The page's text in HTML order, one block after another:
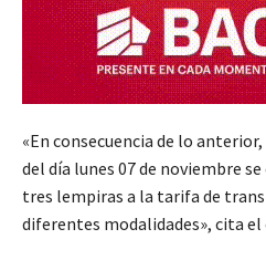
«En consecuencia de lo
del día lunes 07 de noviembre
tres lempiras a la tarifa de
diferentes modalidades», cita el